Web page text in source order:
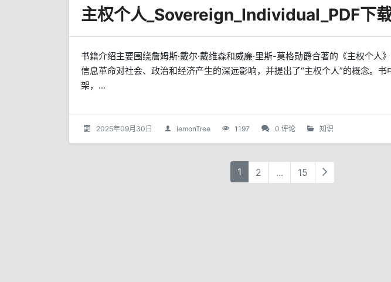
主权个人_Sovereign_Individual_PDF下
书籍介绍主要围绕詹姆斯·戴尔·戴维森和威廉·里斯-莫格勋爵合著的《主权个人
信息革命对社会、政治和经济产生的深远影响，并提出了“主权个人”的概念。书
架，...
2025年09月30日 lemonTree 1197 0 评论 知识
1 2 ... 15